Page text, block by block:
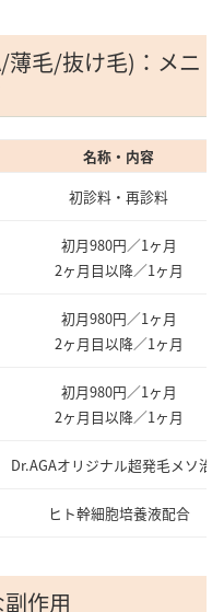
薄毛/抜け毛)：メニ
名称・内容
初診料・再診料
初月980円／1ヶ月
2ヶ月目以降／1ヶ月
初月980円／1ヶ月
2ヶ月目以降／1ヶ月
初月980円／1ヶ月
2ヶ月目以降／1ヶ月
Dr.AGAオリジナル超発毛メソ治
ヒト幹細胞培養液配合
作用